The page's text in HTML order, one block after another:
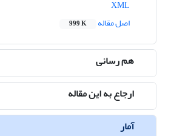
اصل مقاله
999 K
هم رسانی
ارجاع به این مقاله
آمار